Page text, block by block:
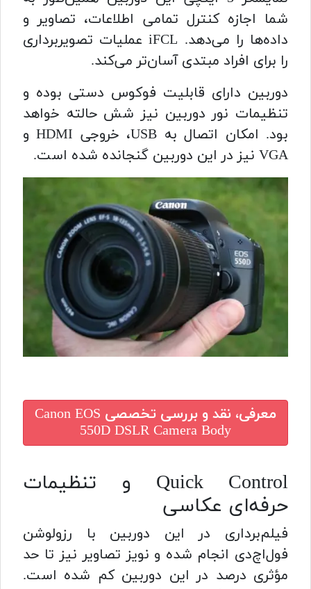
شما اجازه کنترل تمامی اطلاعات، تصاویر و
داده‌ها را می‌دهد. iFCL عملیات تصویربرداری
را برای افراد مبتدی آسان‌تر می‌کند.
دوربین دارای قابلیت فوکوس دستی بوده و
تنظیمات نور دوربین نیز شش حالته خواهد
بود. امکان اتصال به USB، خروجی HDMI و
VGA نیز در این دوربین گنجانده شده است.
معرفی، نقد و بررسی تخصصی Canon EOS
550D DSLR Camera Body
Quick Control و تنظیمات
حرفه‌ای عکاسی
فیلم‌برداری در این دوربین با رزولوشن
فول‌اچ‌دی انجام شده و نویز تصاویر نیز تا حد
مؤثری درصد در این دوربین کم شده است.